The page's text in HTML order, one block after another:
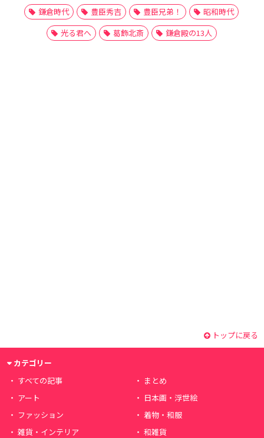
鎌倉時代
豊臣秀吉 豊臣兄弟！
昭和時代
光る君へ
葛飾北斎 鎌倉殿の13人
トップに戻る
カテゴリー
すべての記事
まとめ
アート
日本画・浮世絵
ファッション
着物・和服
雑貨・インテリア
和雑貨